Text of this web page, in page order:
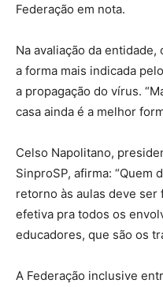
Federação em nota.
Na avaliação da
a forma mais indicada
a propagação do vírus.
casa ainda é a melhor
Celso Napolitano,
SinproSP, afirma: “Quem
retorno às aulas deve
efetiva pra todos os
educadores, que são os
A Federação inclusive